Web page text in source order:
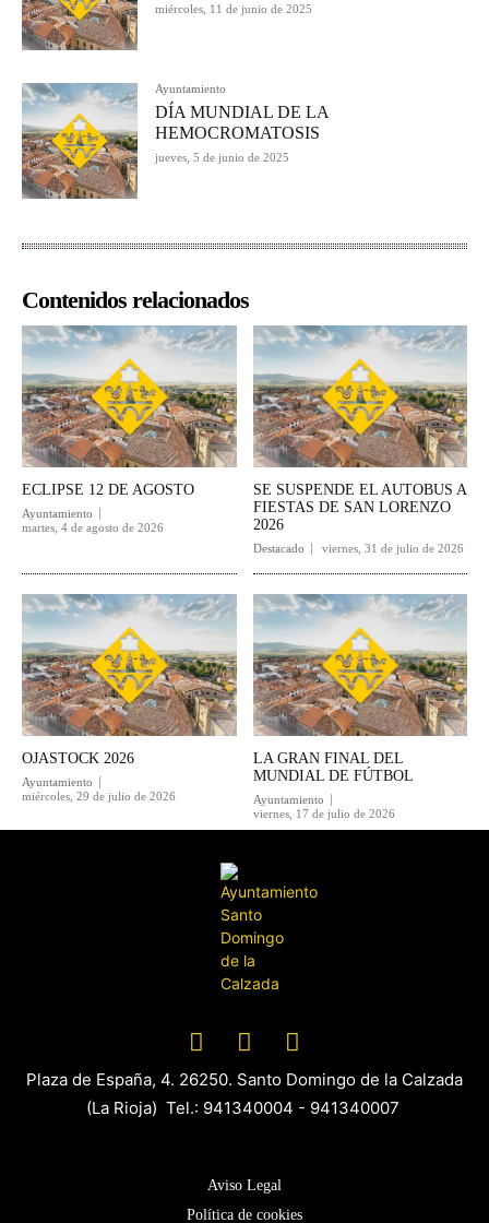
miércoles, 11 de junio de 2025
Ayuntamiento
DÍA MUNDIAL DE LA
HEMOCROMATOSIS
jueves, 5 de junio de 2025
Contenidos relacionados
ECLIPSE 12 DE AGOSTO
Ayuntamiento
martes, 4 de agosto de 2026
SE SUSPENDE EL AUTOBUS A
FIESTAS DE SAN LORENZO
2026
Destacado viernes, 31 de julio de 2026
OJASTOCK 2026
Ayuntamiento
miércoles, 29 de julio de 2026
LA GRAN FINAL DEL
MUNDIAL DE FÚTBOL
Ayuntamiento
viernes, 17 de julio de 2026
Plaza de España, 4. 26250. Santo Domingo de la Calzada
(La Rioja) Tel.: 941340004 - 941340007
Aviso Legal
Política de cookies